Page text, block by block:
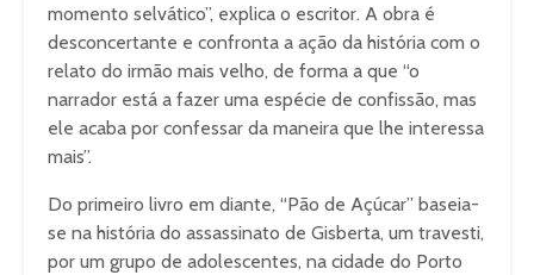
momento selvático”, explica o escritor. A obra é
desconcertante e confronta a ação da história com o
relato do irmão mais velho, de forma a que “o
narrador está a fazer uma espécie de confissão, mas
ele acaba por confessar da maneira que lhe interessa
mais”.
Do primeiro livro em diante, “Pão de Açúcar” baseia-
se na história do assassinato de Gisberta, um travesti,
por um grupo de adolescentes, na cidade do Porto